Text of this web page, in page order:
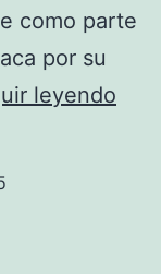
como parte
por su
leyendo